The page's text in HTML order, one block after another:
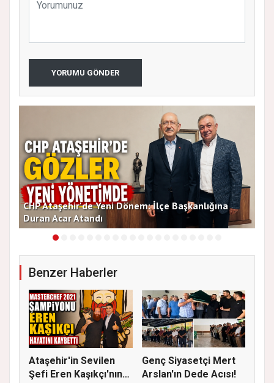
YORUMU GÖNDER
CHP Ataşehir'de Yeni Dönem: İlçe Başkanlığına
Duran Acar Atandı
Benzer Haberler
Ataşehir'in Sevilen
Şefi Eren Kaşıkçı'nın
Genç Siyasetçi Mert
Arslan'ın Dede Acısı!